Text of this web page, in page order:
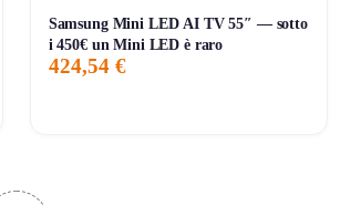
Samsung Mini LED AI TV 55″ — sotto
i 450€ un Mini LED è raro
424,54 €